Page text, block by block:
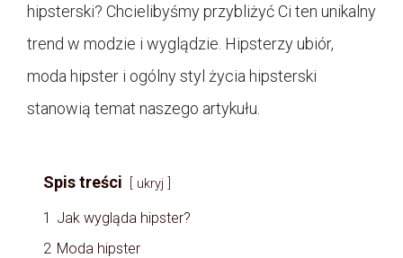
hipsterski? Chcielibyśmy przybliżyć Ci ten unikalny
trend w modzie i wyglądzie. Hipsterzy ubiór,
moda hipster i ogólny styl życia hipsterski
stanowią temat naszego artykułu.
Spis treści ukryj
1 Jak wygląda hipster?
2 Moda hipster